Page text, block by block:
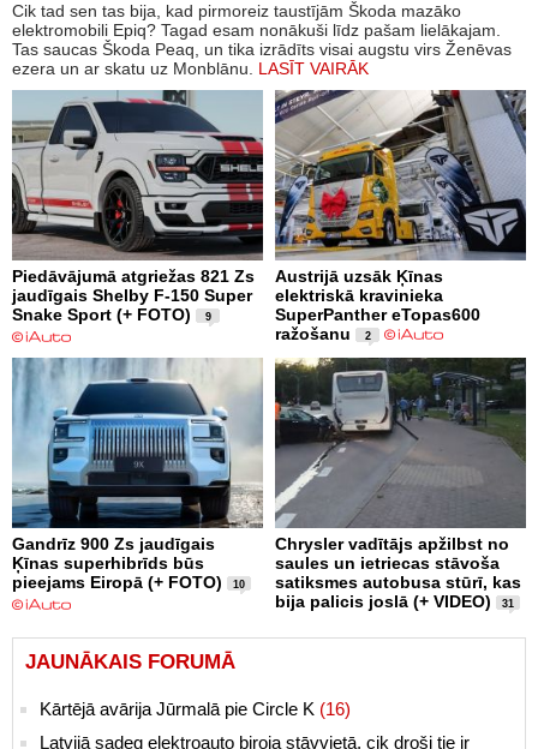
Cik tad sen tas bija, kad pirmoreiz taustījām Škoda mazāko
elektromobili Epiq? Tagad esam nonākuši līdz pašam lielākajam.
Tas saucas Škoda Peaq, un tika izrādīts visai augstu virs Ženēvas
ezera un ar skatu uz Monblānu. LASĪT VAIRĀK
Piedāvājumā atgriežas 821 Zs
jaudīgais Shelby F-150 Super
Snake Sport (+ FOTO)
9
Austrijā uzsāk Ķīnas
elektriskā kravinieka
SuperPanther eTopas600
ražošanu
2
Gandrīz 900 Zs jaudīgais
Ķīnas superhibrīds būs
pieejams Eiropā (+ FOTO)
10
Chrysler vadītājs apžilbst no
saules un ietriecas stāvoša
satiksmes autobusa stūrī, kas
bija palicis joslā (+ VIDEO)
31
JAUNĀKAIS FORUMĀ
Kārtējā avārija Jūrmalā pie Circle K (16)
Latvijā sadeg elektroauto biroja stāvvietā, cik droši tie ir